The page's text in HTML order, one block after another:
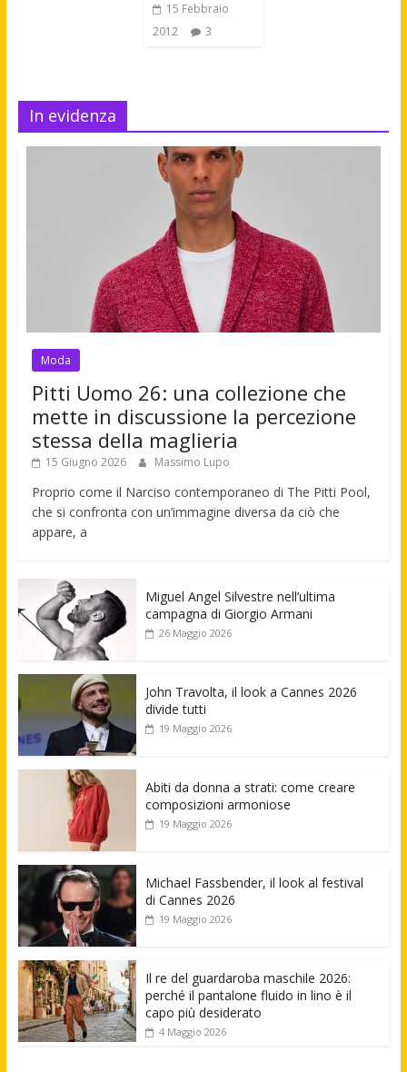
15 Febbraio
2012
3
In evidenza
Moda
Pitti Uomo 26: una collezione che
mette in discussione la percezione
stessa della maglieria
15 Giugno 2026 Massimo Lupo
Proprio come il Narciso contemporaneo di The Pitti Pool,
che si confronta con un’immagine diversa da ciò che
appare, a
Miguel Angel Silvestre nell’ultima
campagna di Giorgio Armani
26 Maggio 2026
John Travolta, il look a Cannes 2026
divide tutti
19 Maggio 2026
Abiti da donna a strati: come creare
composizioni armoniose
19 Maggio 2026
Michael Fassbender, il look al festival
di Cannes 2026
19 Maggio 2026
Il re del guardaroba maschile 2026:
perché il pantalone fluido in lino è il
capo più desiderato
4 Maggio 2026